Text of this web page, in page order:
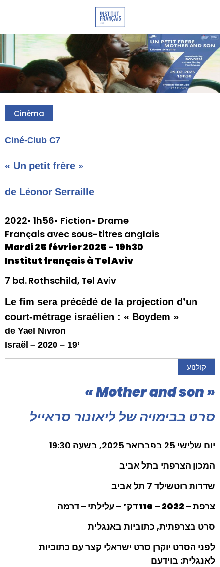
Cinéma
Ciné-Club C7
« Un petit frère »
de Léonor Serraille
2022• 1h56• Fiction• Drame
Français avec sous-titres anglais
Mardi 25 février 2025 – 19h30
Institut français à Tel Aviv
7 bd. Rothschild, Tel Aviv
Le fim sera précédé de la projection d’un
court-métrage israélien : « Boydem »
de Yael Nivron
Israël – 2020 – 19’
קולנוע
« Mother and son »
סרט בבימויה של ליאונור סראייל
יום שלישי 25 בפברואר 2025, בשעה 19:30
המכון הצרפתי בתל אביב
שדרות רוטשילד 7 תל אביב
צרפת – 2022 – 116 דק’ – עלילתי – דרמה
סרט בצרפתית, כתוביות באנגלית
לפני הסרט יוקרן סרט ישראלי קצר עם כתוביות
לאנגלית: בוידעם